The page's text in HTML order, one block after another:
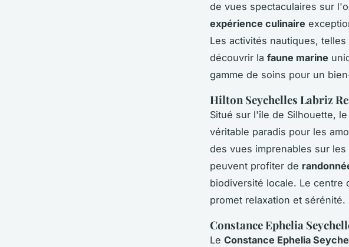
de vues spectaculaires sur
expérience culinaire
Les activités nautiques,
découvrir la faune marine
gamme de soins pour un
Hilton Seychelles Labriz
Situé sur l'île de Silhouette, le
véritable paradis pour les
des vues imprenables sur
peuvent profiter de
biodiversité locale. Le centre
promet relaxation et sérénité.
Constance Ephelia
Le Constance Ephelia